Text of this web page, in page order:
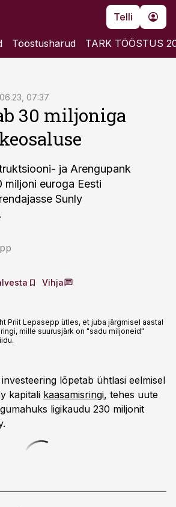
Telli
Tööstusharud TARK TÖÖSTUS
07:37
30 miljoniga
ja Arengupank
miljoni euroga Eesti
Sunly
Vihja
Priit Lepasepp ütles, et juba järgmisel aastal
mille suurusjärk on "sadu miljoneid"
lõpetab ühtlasi eelmisel
kapitali kaasamisringi, tehes uute
ligikaudu 230 miljonit